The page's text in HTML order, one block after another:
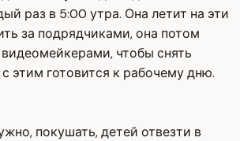
раз в 5:00 утра. Она летит на эти
за подрядчиками, она потом
чтобы снять
этим готовится к рабочему дню.
покушать, детей отвезти в